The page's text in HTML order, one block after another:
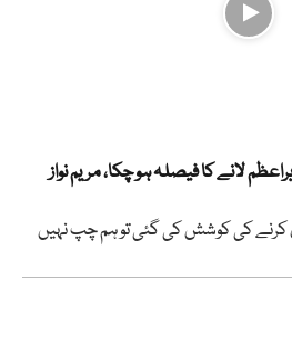
لانے کا فیصلہ ہو چکا، مریم نواز
کرنے کی کوشش کی گئی تو ہم چپ نہیں